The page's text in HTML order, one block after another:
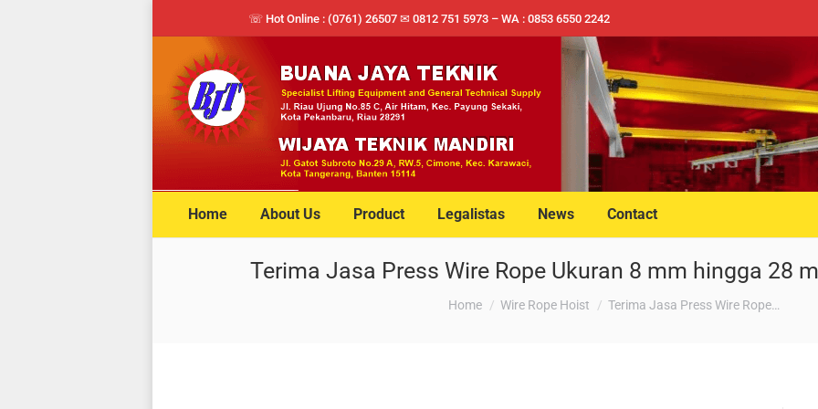
☏ Hot Online : (0761) 26507 ✉ 0812 751 5973 – WA : 0853 6550 2242
Home About Us Product Legalistas News Contact
Terima Jasa Press Wire Rope Ukuran 8 mm hingga 28
Home Wire Rope Hoist Terima Jasa Press Wire Rope…